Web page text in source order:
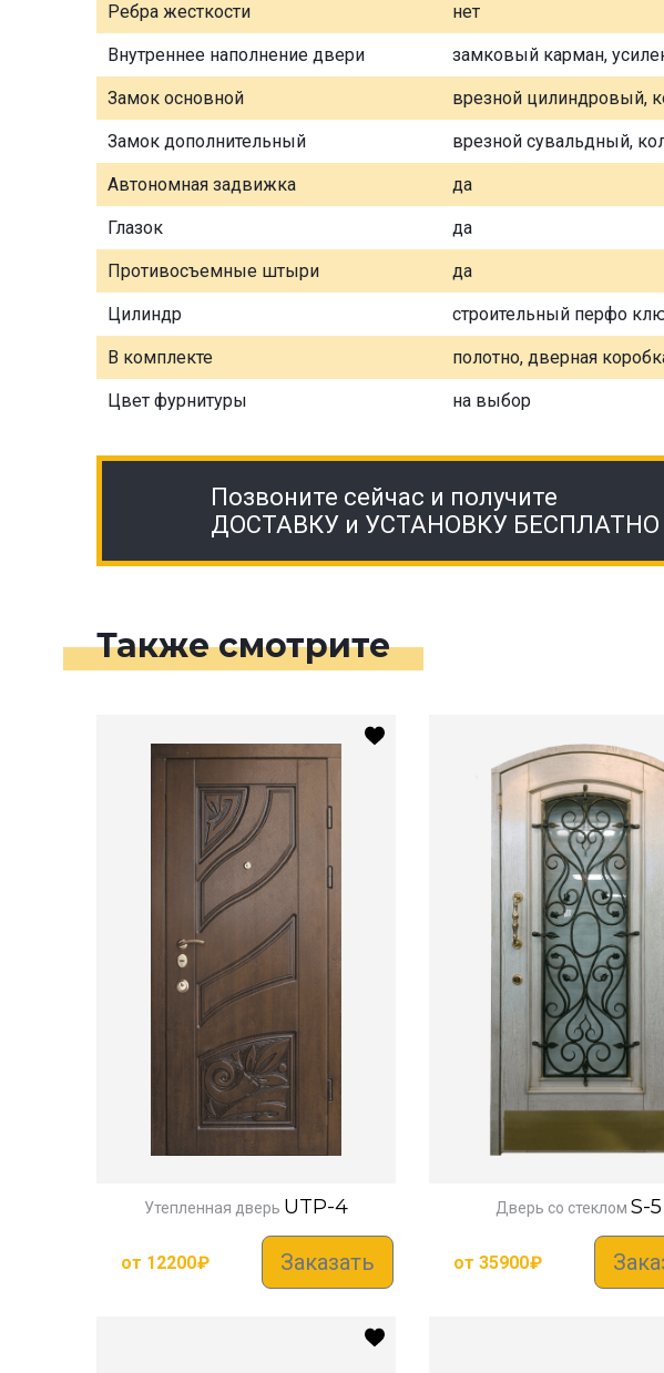
Ребра жесткости нет
Внутреннее наполнение двери замковый карман,
Замок основной врезной цилиндровый,
Замок дополнительный врезной сувальдный,
Автономная задвижка да
Глазок да
Противосъемные штыри да
Цилиндр строительный перфо
В комплекте полотно, дверная
Цвет фурнитуры на выбор
Позвоните сейчас и получите
ДОСТАВКУ и УСТАНОВКУ БЕСПЛАТНО
Также смотрите
Утепленная дверь UTP-4
от 12200₽ Заказать
Дверь со стеклом S-5
от 35900₽